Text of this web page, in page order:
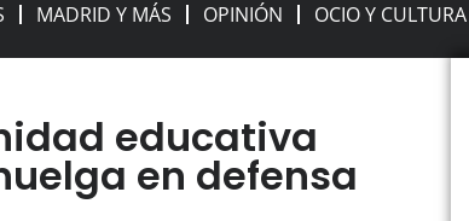
MADRID Y MÁS OPINIÓN OCIO Y CULTURA
educativa
en defensa